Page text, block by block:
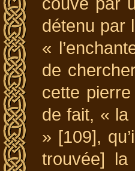
détenu par
«
de
cette
de fait, « la
» [109],
trouvée] la